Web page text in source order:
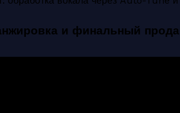
и финальный